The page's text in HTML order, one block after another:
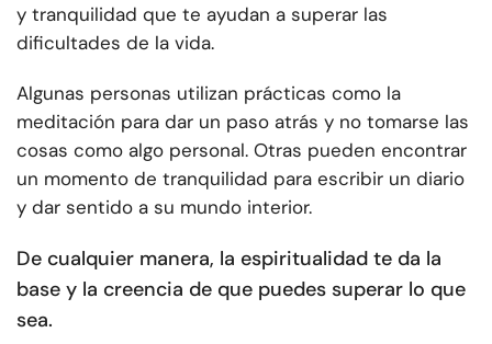
y tranquilidad que te ayudan a superar las
dificultades de la vida.
Algunas personas utilizan prácticas como la
meditación para dar un paso atrás y no tomarse las
cosas como algo personal. Otras pueden encontrar
un momento de tranquilidad para escribir un diario
y dar sentido a su mundo interior.
De cualquier manera, la espiritualidad te da la
base y la creencia de que puedes superar lo que
sea.